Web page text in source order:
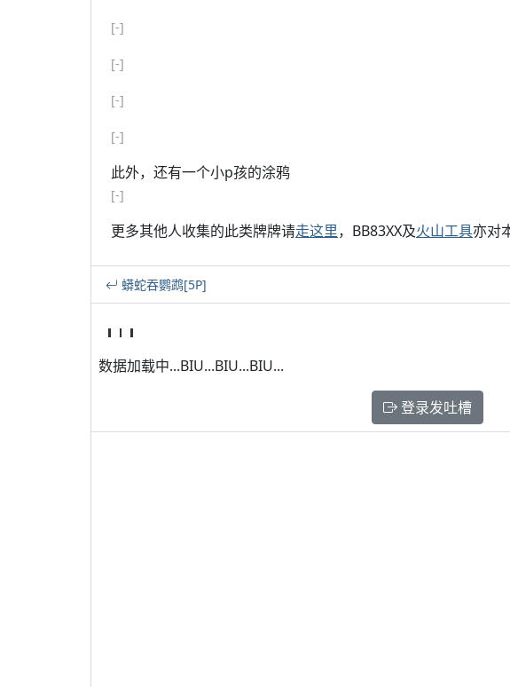
[-]
[-]
[-]
[-]
此外，还有一个小p孩的涂鸦
[-]
更多其他人收集的此类牌牌请走这里，BB83XX及火山工具亦对
蟒蛇吞鹦鹉[5P]
数据加载中...BIU...BIU...BIU...
登录发吐槽